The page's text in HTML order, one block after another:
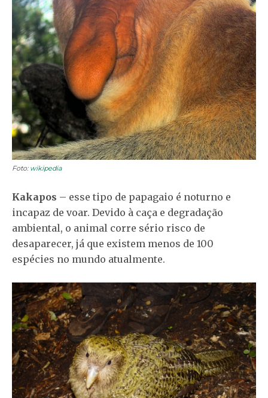
Foto: wikipedia
Kakapos – esse tipo de papagaio é noturno e
incapaz de voar. Devido à caça e degradação
ambiental, o animal corre sério risco de
desaparecer, já que existem menos de 100
espécies no mundo atualmente.